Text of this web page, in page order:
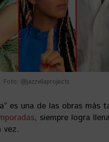
Foto: @jazzvilaprojects
es una de las obras
, siempre logra
vez.